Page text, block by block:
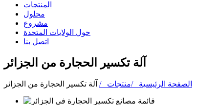
المنتجات
محلول
مشروع
حول الولايات المتحدة
اتصل بنا
آلة تكسير الحجارة من الجزائر
الصفحة الرئيسية /منتجات / آلة تكسير الحجارة من الجزائر